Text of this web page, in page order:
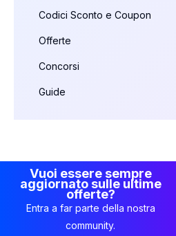
Codici Sconto e Coupon
Offerte
Concorsi
Guide
Vuoi essere sempre
aggiornato sulle ultime
offerte?
Entra a far parte della nostra
community.